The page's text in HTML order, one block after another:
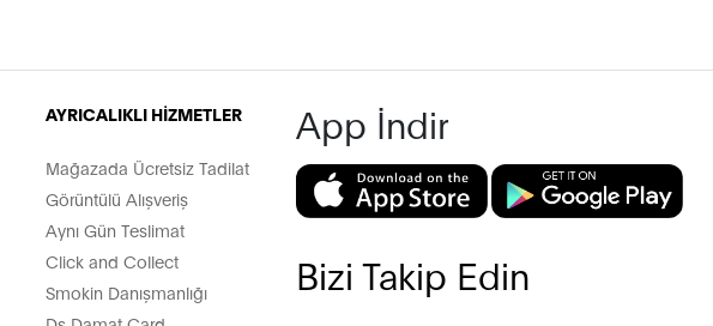
AYRICALIKLI HİZMETLER
Mağazada Ücretsiz Tadilat
Görüntülü Alışveriş
Aynı Gün Teslimat
Click and Collect
Smokin Danışmanlığı
App İndir
Bizi Takip Edin